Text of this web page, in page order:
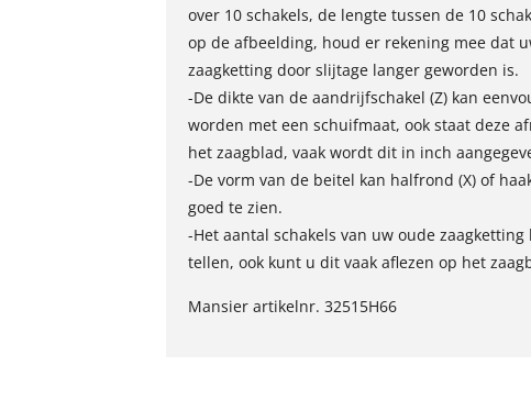
over 10 schakels, de lengte tussen de 10
op de afbeelding, houd er rekening mee dat
zaagketting door slijtage langer geworden is.
-De dikte van de aandrijfschakel (Z) kan
worden met een schuifmaat, ook staat deze
het zaagblad, vaak wordt dit in inch
-De vorm van de beitel kan halfrond (X) of
goed te zien.
-Het aantal schakels van uw oude
tellen, ook kunt u dit vaak aflezen op het
Mansier artikelnr. 32515H66